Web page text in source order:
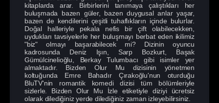
kitaplarda arar. Birbirlerini tanımaya çalıştıkları her
buluşmada bazen güler, bazen duygusal anlar yaşar,
bazen de kendilerini çeşitli tuhaflıkların içinde bulurlar.
Doğal halleriyle pekala nefis bir çift olabilecekken,
uydukları tavsiyelerle her buluşmayı berbat eden ikilimiz
"biz" olmayı başarabilecek mi? Dizinin oyuncu
kadrosunda Deniz Işın, Sarp Bozkurt, Başak
Gümülcinelioğlu, Berkay Tulumbacı gibi isimler yer
almaktadır. Bizden Olur Mu dizisinin yönetmen
koltuğunda Emre Bahadır Çırakoğlu'nun oturduğu
BluTV'nin romantik komedi dizisi tüm bölümleriyle
sizlerle. Bizden Olur Mu İzle etiketiyle diziyi ücretsiz
olarak dilediğiniz yerde dilediğiniz zaman izleyebilirsiniz.